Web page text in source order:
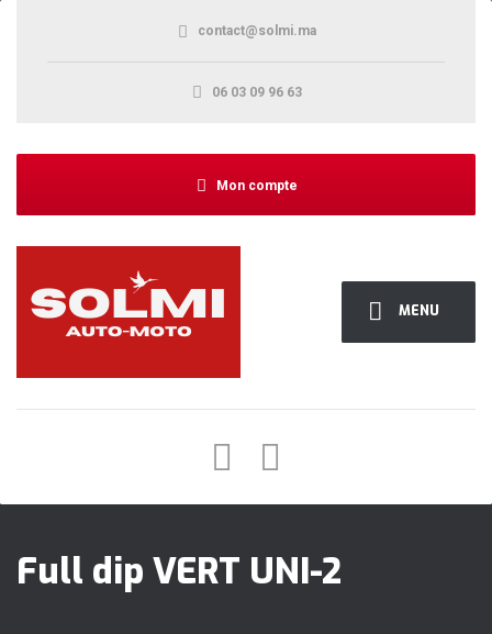
MENU
contact@solmi.ma
06 03 09 96 63
Mon compte
Full dip VERT UNI-2